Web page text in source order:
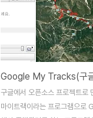
메모리식으로 접근을 하는것이
지만, 외부에서 케이블이 없고,
있을 경우에 유용하고, 이런식
다보면 앞으로는 더욱더 편리하
스마트폰에 접근을 할수 있지
다. 스마트폰에서 PC를 원격으
(원격데스크톱 Mobile) [Tip]
(SmartPhone) 블루투스 끊김
구글에서 오픈소스 프로젝트로
마이트랙이라는 프로그램으로